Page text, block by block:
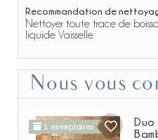
Recommandation de
Nettoyer toute trace de
liquide Vaisselle
Nous vous
1 exemplaires